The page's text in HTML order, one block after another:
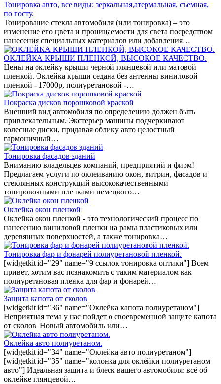
Тонировка авто, все виды: зеркальная,атермальная, съемная,
по госту.
Тонирование стекла автомобиля (или тонировка) – это
изменение его цвета и проницаемости для света посредством
нанесения специальных материалов или добавления…
ОКЛЕЙКА КРЫШИ ПЛЕНКОЙ, ВЫСОКОЕ КАЧЕСТВО.
Цены на оклейку крыши черной глянцевой или матовой
пленкой. Оклейка крыши седана без антенны виниловой
пленкой - 17000р, полиуретановой -…
Покраска дисков порошковой краской
Внешний вид автомобиля по определению должен быть
привлекательным. Экстерьер машины подчеркивают
колесные диски, придавая облику авто целостный
гармоничный…
Тонировка фасадов зданий
Вниманию владельцев компаний, предприятий и фирм!
Предлагаем услуги по оклеиванию окон, витрин, фасадов и
стеклянных конструкций высококачественными
тонировочными пленками немецкого…
Оклейка окон пленкой
Оклейка окон пленкой - это технологический процесс по
нанесению виниловой пленки на рамы пластиковых или
деревянных поверхностей, а также тонировка…
Тонировка фар и фонарей полиуретановой пленкой.
[widgetkit id="29" name="9 ссылок тонировка оптики"] Всем
привет, хотим вас познакомить с таким материалом как
полиуретановая пленка для фар и фонарей…
Защита капота от сколов
[widgetkit id="36" name="Оклейка капота полиуретаном"]
Неприятная тема у нас пойдет о своевременной защите капота
от сколов. Новый автомобиль или…
Оклейка авто полиуретаном.
[widgetkit id="34" name="Оклейка авто полиуретаном"]
[widgetkit id="35" name="колонка для оклейки полиуретаном
авто"] Идеальная защита и блеск вашего автомобиля: всё об
оклейке глянцевой…